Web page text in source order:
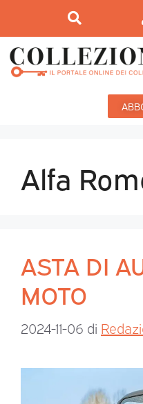
Alfa
ASTA DI
MOTO
2024-11-06 di